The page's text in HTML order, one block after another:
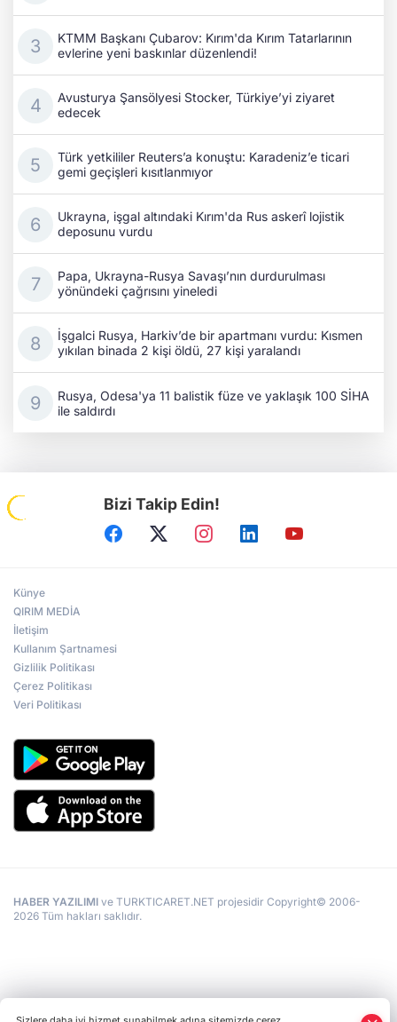
KTMM Başkanı Çubarov: Kırım'da Kırım Tatarlarının
evlerine yeni baskınlar düzenlendi!
Avusturya Şansölyesi Stocker, Türkiye’yi ziyaret
edecek
Türk yetkililer Reuters’a konuştu: Karadeniz’e ticari
gemi geçişleri kısıtlanmıyor
Ukrayna, işgal altındaki Kırım'da Rus askerî lojistik
deposunu vurdu
Papa, Ukrayna-Rusya Savaşı’nın durdurulması
yönündeki çağrısını yineledi
İşgalci Rusya, Harkiv’de bir apartmanı vurdu: Kısmen
yıkılan binada 2 kişi öldü, 27 kişi yaralandı
Rusya, Odesa'ya 11 balistik füze ve yaklaşık 100 SİHA
ile saldırdı
Bizi Takip Edin!
Künye
QIRIM MEDİA
İletişim
Kullanım Şartnamesi
Gizlilik Politikası
Çerez Politikası
Veri Politikası
HABER YAZILIMI ve TURKTICARET.NET projesidir Copyright© 2006-
2026 Tüm hakları saklıdır.